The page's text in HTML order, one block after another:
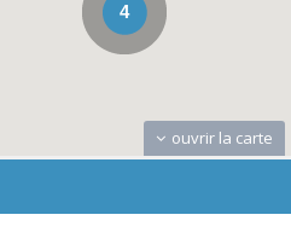
4
ouvrir la carte